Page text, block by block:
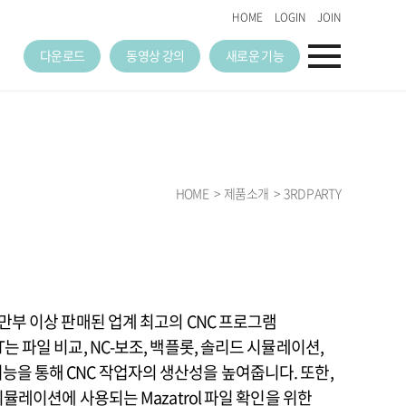
HOME LOGIN JOIN
다운로드 동영상 강의 새로운 기능
HOME 제품소개 3RD PARTY
부 이상 판매된 업계 최고의 CNC 프로그램
파일 비교, NC-보조, 백플롯, 솔리드 시뮬레이션,
을 통해 CNC 작업자의 생산성을 높여줍니다. 또한,
뮬레이션에 사용되는 Mazatrol 파일 확인을 위한